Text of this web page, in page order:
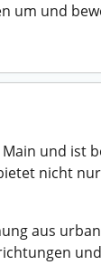
um und
und ist
nicht
aus